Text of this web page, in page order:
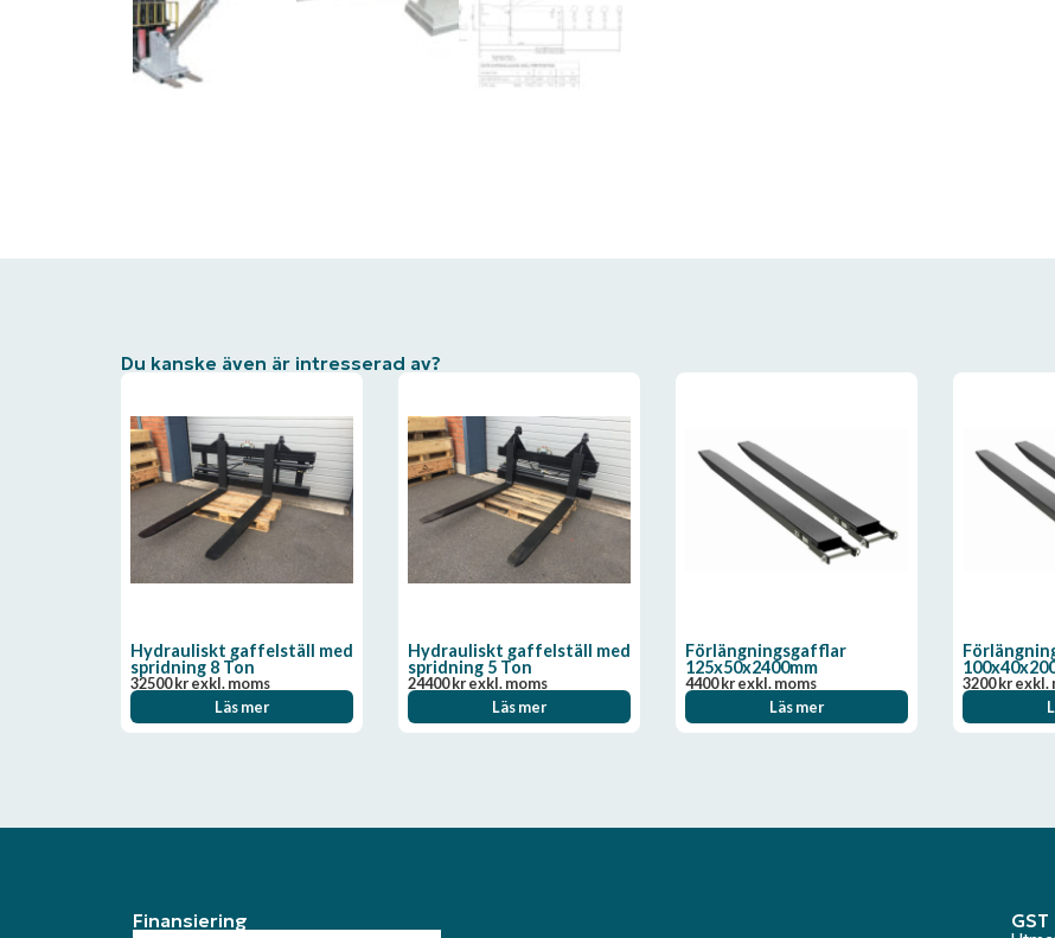
Du kanske även är intresserad av?
Hydrauliskt gaffelställ med
spridning 8 Ton
32500krexkl. moms
Läs mer
Hydrauliskt gaffelställ med
spridning 5 Ton
24400krexkl. moms
Läs mer
Förlängningsgafflar
125x50x2400mm
4400krexkl. moms
Läs mer
3200krexkl.
Finansiering